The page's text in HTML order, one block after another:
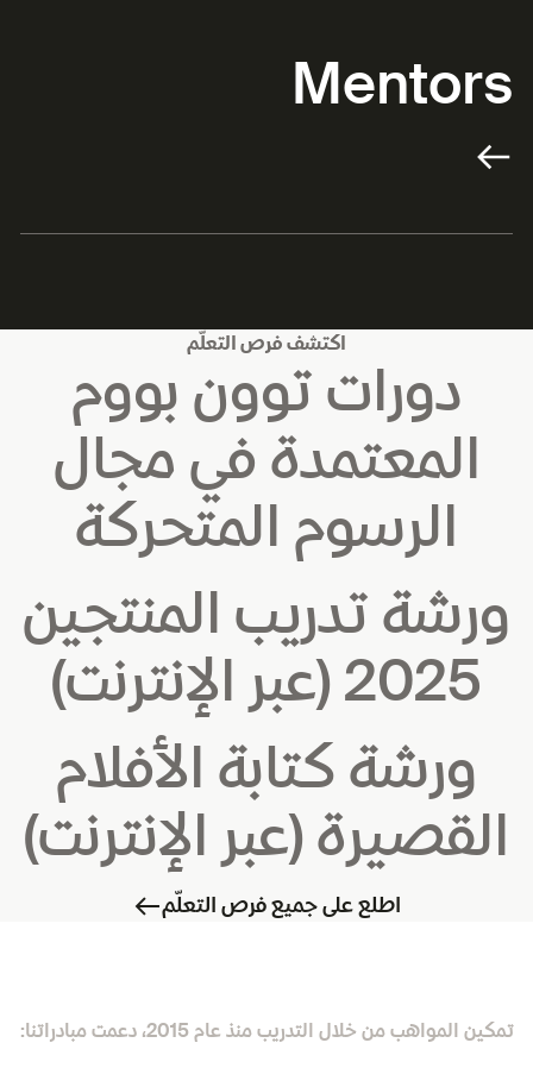
Mentors
اكتشف فرص التعلّم
دورات توون بووم
المعتمدة في مجال
الرسوم المتحركة
ورشة تدريب المنتجين
2025 (عبر الإنترنت)
ورشة كتابة الأفلام
القصيرة (عبر الإنترنت)
اطلع على جميع فرص التعلّم
تمكين المواهب من خلال التدريب منذ عام 2015، دعمت مبادراتنا: